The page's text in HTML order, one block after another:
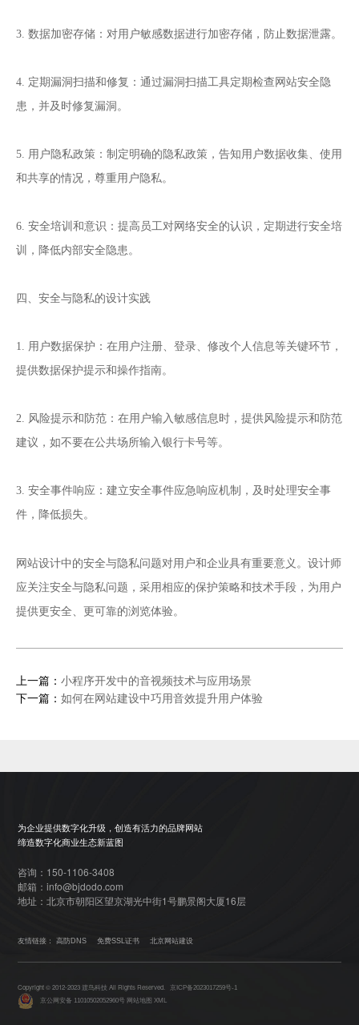
3. 数据加密存储：对用户敏感数据进行加密存储，防止数据泄露。
4. 定期漏洞扫描和修复：通过漏洞扫描工具定期检查网站安全隐
患，并及时修复漏洞。
5. 用户隐私政策：制定明确的隐私政策，告知用户数据收集、使用
和共享的情况，尊重用户隐私。
6. 安全培训和意识：提高员工对网络安全的认识，定期进行安全培
训，降低内部安全隐患。
四、安全与隐私的设计实践
1. 用户数据保护：在用户注册、登录、修改个人信息等关键环节，
提供数据保护提示和操作指南。
2. 风险提示和防范：在用户输入敏感信息时，提供风险提示和防范
建议，如不要在公共场所输入银行卡号等。
3. 安全事件响应：建立安全事件应急响应机制，及时处理安全事
件，降低损失。
网站设计中的安全与隐私问题对用户和企业具有重要意义。设计师
应关注安全与隐私问题，采用相应的保护策略和技术手段，为用户
提供更安全、更可靠的浏览体验。
上一篇： 小程序开发中的音视频技术与应用场景
下一篇： 如何在网站建设中巧用音效提升用户体验
为企业提供数字化升级，创造有活力的品牌网站
缔造数字化商业生态新蓝图
咨询：150-1106-3408
邮箱：info@bjdodo.com
地址：北京市朝阳区望京湖光中街1号鹏景阁大厦16层
友情链接： 高防DNS 免费SSL证书 北京网站建设
Copyright © 2012-2023 渡鸟科技 All Rights Reserved.
京ICP备2023017259号-1
京公网安备 11010502052960号 网站地图 XML